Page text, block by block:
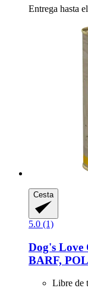
Entrega hasta
Cesta
5.0 (1)
Dog's Love
BARF,
Libre de